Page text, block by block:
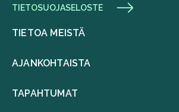
TIETOSUOJASELOSTE
TIETOA MEISTÄ
AJANKOHTAISTA
TAPAHTUMAT